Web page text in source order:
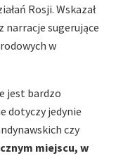
Rosji. Wskazał
narracje sugerujące
w
jest bardzo
dotyczy jedynie
czy
miejscu, w